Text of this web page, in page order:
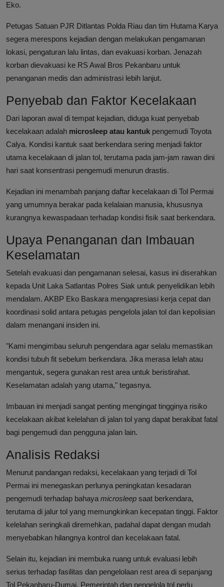
Eko.
Petugas Satuan PJR Ditlantas Polda Riau dan tim Hutama Karya
segera merespons kejadian dengan melakukan pengamanan
lokasi, pengaturan lalu lintas, dan evakuasi korban. Jenazah
korban dievakuasi ke RS Awal Bros Pekanbaru untuk
penanganan medis dan administrasi lebih lanjut.
Penyebab dan Faktor Kecelakaan
Dari laporan awal di tempat kejadian, diduga kuat penyebab
kecelakaan adalah microsleep atau kantuk pengemudi Toyota
Calya. Kondisi kantuk saat berkendara sering menjadi faktor
utama kecelakaan di jalan tol, terutama pada jam-jam rawan dini
hari saat konsentrasi pengemudi menurun drastis.
Kejadian ini menambah panjang daftar kecelakaan di Tol Permai
yang umumnya berakar pada kelalaian manusia, khususnya
kurangnya kewaspadaan terhadap kondisi fisik saat berkendara.
Upaya Penanganan dan Imbauan
Keselamatan
Setelah evakuasi dan pengamanan selesai, kasus ini diserahkan
kepada Unit Laka Satlantas Polres Siak untuk penyelidikan lebih
mendalam. AKBP Eko Baskara mengapresiasi kerja cepat dan
koordinasi solid antara petugas pengelola jalan tol dan kepolisian
dalam menangani insiden ini.
"Kami mengimbau seluruh pengendara agar selalu memastikan
kondisi tubuh fit sebelum berkendara. Jika merasa lelah atau
mengantuk, segera gunakan rest area untuk beristirahat.
Keselamatan adalah yang utama," tegasnya.
Imbauan ini menjadi sangat penting mengingat tingginya risiko
kecelakaan akibat kelelahan di jalan tol yang dapat berakibat fatal
bagi pengemudi dan pengguna jalan lain.
Analisis Redaksi
Menurut pandangan redaksi, kecelakaan yang terjadi di Tol
Permai ini menegaskan perlunya peningkatan kesadaran
pengemudi terhadap bahaya microsleep saat berkendara,
terutama di jalur tol yang memungkinkan kecepatan tinggi. Faktor
kelelahan seringkali diremehkan, padahal dapat dengan mudah
menyebabkan hilangnya kontrol dan kecelakaan fatal.
Selain itu, kejadian ini membuka ruang untuk evaluasi lebih
serius terhadap fasilitas dan pengelolaan rest area di sepanjang
Tol Pekanbaru-Dumai. Pemerintah dan pengelola tol perlu